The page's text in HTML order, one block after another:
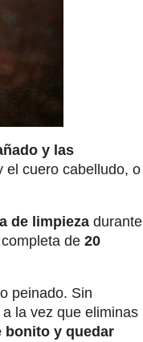
y las
el cuero cabelludo, o
de limpieza durante
de 20
peinado. Sin
la vez que eliminas
bonito y quedar